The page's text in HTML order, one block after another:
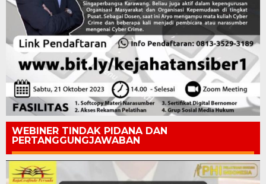
WEBINER TINDAK PIDANA DAN
PERTANGGUNGJAWABAN